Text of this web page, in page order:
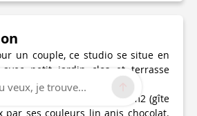
un couple, ce studio se situe en
avec petit jardin clos et terrasse
un petit espace de vie de 18m2 (gîte
par ses couleurs lin anis chocolat.
veux, je trouve...